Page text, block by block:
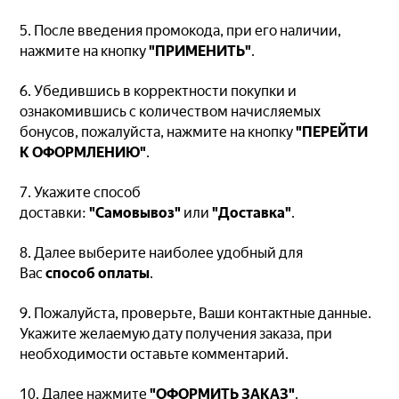
5. После введения промокода, при его наличии,
нажмите на кнопку"ПРИМЕНИТЬ".
6. Убедившись в корректности покупки и
ознакомившись с количеством начисляемых
бонусов, пожалуйста, нажмите на кнопку"ПЕРЕЙТИ
К ОФОРМЛЕНИЮ".
7. Укажите способ
доставки:"Самовывоз" или"Доставка".
8. Далее выберите наиболее удобный для
Васспособ оплаты.
9. Пожалуйста, проверьте, Ваши контактные данные.
Укажите желаемую дату получения заказа, при
необходимости оставьте комментарий.
10. Далее нажмите"ОФОРМИТЬ ЗАКАЗ".